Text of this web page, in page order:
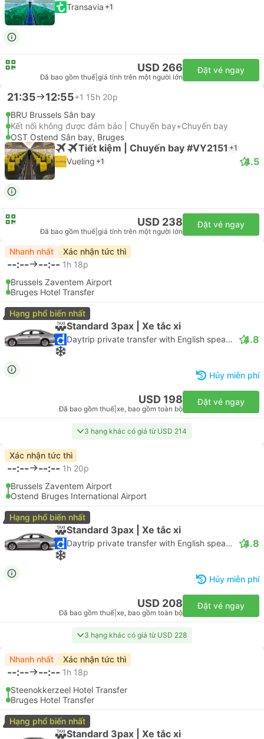
Transavia +1
USD 266
Đã bao gồm thuế giá tính trên một người lớn
Đặt vé ngay
21:35 12:55+1 15h 20p
BRU Brussels Sân bay
Kết nối không được đảm bảo | Chuyến bay+Chuyến bay
OST Ostend Sân bay, Bruges
Tiết kiệm | Chuyến bay #VY2151 +1
Vueling +1 4.5
USD 238
Đã bao gồm thuế giá tính trên một người lớn
Đặt vé ngay
Nhanh nhất Xác nhận tức thì
--:-- --:-- 1h 18p
Brussels Zaventem Airport
Bruges Hotel Transfer
Hạng phổ biến nhất
Standard 3pax | Xe tắc xi
Daytrip private transfer with English speaking driver 4.8
Hủy miễn phí
USD 198
Đã bao gồm thuế xe, bao gồm toàn bộ
Đặt vé ngay
3 hạng khác có giá từ USD 214
Xác nhận tức thì
--:-- --:-- 1h 20p
Brussels Zaventem Airport
Ostend Bruges International Airport
Hạng phổ biến nhất
Standard 3pax | Xe tắc xi
Daytrip private transfer with English speaking driver 4.8
Hủy miễn phí
USD 208
Đã bao gồm thuế xe, bao gồm toàn bộ
Đặt vé ngay
3 hạng khác có giá từ USD 228
Nhanh nhất Xác nhận tức thì
--:-- --:-- 1h 18p
Steenokkerzeel Hotel Transfer
Bruges Hotel Transfer
Hạng phổ biến nhất
Standard 3pax | Xe tắc xi